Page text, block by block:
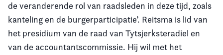
de veranderende rol van raadsleden in deze tijd, zoals
kanteling en de burgerparticipatie’. Reitsma is lid van
het presidium van de raad van Tytsjerksteradiel en
van de accountantscommissie. Hij wil met het